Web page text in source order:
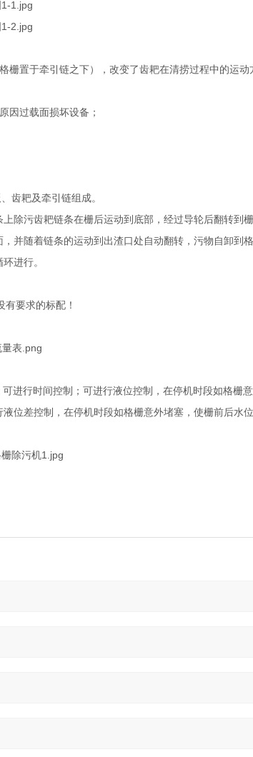
置于牵引链之下），改变了齿耙在清捞过程中的运
因过载面损坏设备；
齿耙及牵引链组成。
除污齿耙链条在栅后运动到底部，经过导轮后翻转到
并随着链条的运动到出渣口处自动翻转，污物自卸到
进行。
要求的标配！
进行时间控制；可进行液位控制，在停机时段如格栅
位差控制，在停机时段如格栅意外堵塞，使栅前后水